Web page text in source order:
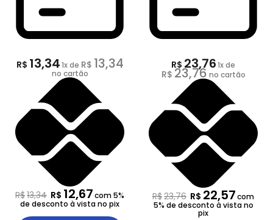
R$ 13,341x de R$ 13,34
no cartão
R$13,34 R$ 12,67com 5%
de desconto à vista no pix
R$ 23,761x de
R$ 23,76 no cartão
R$23,76 R$ 22,57com
5% de desconto à vista no
pix